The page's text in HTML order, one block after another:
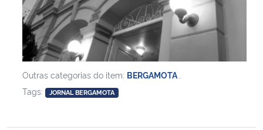
Outras categorias do item: BERGAMOTA
Tags:
JORNAL BERGAMOTA